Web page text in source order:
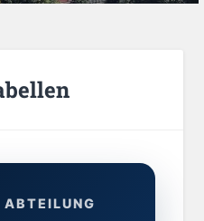
ABTEILUNG